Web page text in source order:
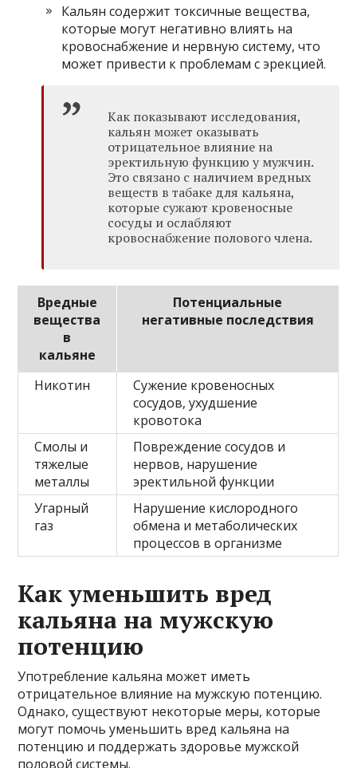
Кальян содержит токсичные вещества,
которые могут негативно влиять на
кровоснабжение и нервную систему, что
может привести к проблемам с эрекцией.
Как показывают исследования,
кальян может оказывать
отрицательное влияние на
эректильную функцию у мужчин.
Это связано с наличием вредных
веществ в табаке для кальяна,
которые сужают кровеносные
сосуды и ослабляют
кровоснабжение полового члена.
Вредные
вещества
в
кальяне
Потенциальные
негативные последствия
Никотин
Сужение кровеносных
сосудов, ухудшение
кровотока
Смолы и
тяжелые
металлы
Повреждение сосудов и
нервов, нарушение
эректильной функции
Угарный
газ
Нарушение кислородного
обмена и метаболических
процессов в организме
Как уменьшить вред
кальяна на мужскую
потенцию
Употребление кальяна может иметь
отрицательное влияние на мужскую потенцию.
Однако, существуют некоторые меры, которые
могут помочь уменьшить вред кальяна на
потенцию и поддержать здоровье мужской
половой системы.